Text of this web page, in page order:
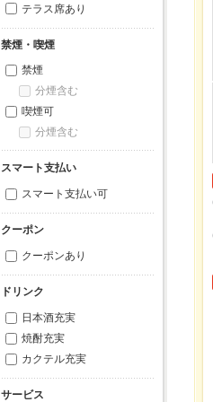
テラス席あり
禁煙・喫煙
禁煙
分煙含む
喫煙可
分煙含む
スマート支払い
スマート支払い可
クーポン
クーポンあり
ドリンク
日本酒充実
焼酎充実
カクテル充実
サービス